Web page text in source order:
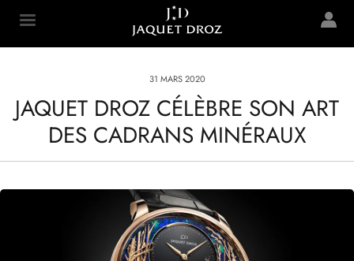
content
Jaquet Droz
31 MARS 2020
JAQUET DROZ CÉLÈBRE SON ART
DES CADRANS MINÉRAUX